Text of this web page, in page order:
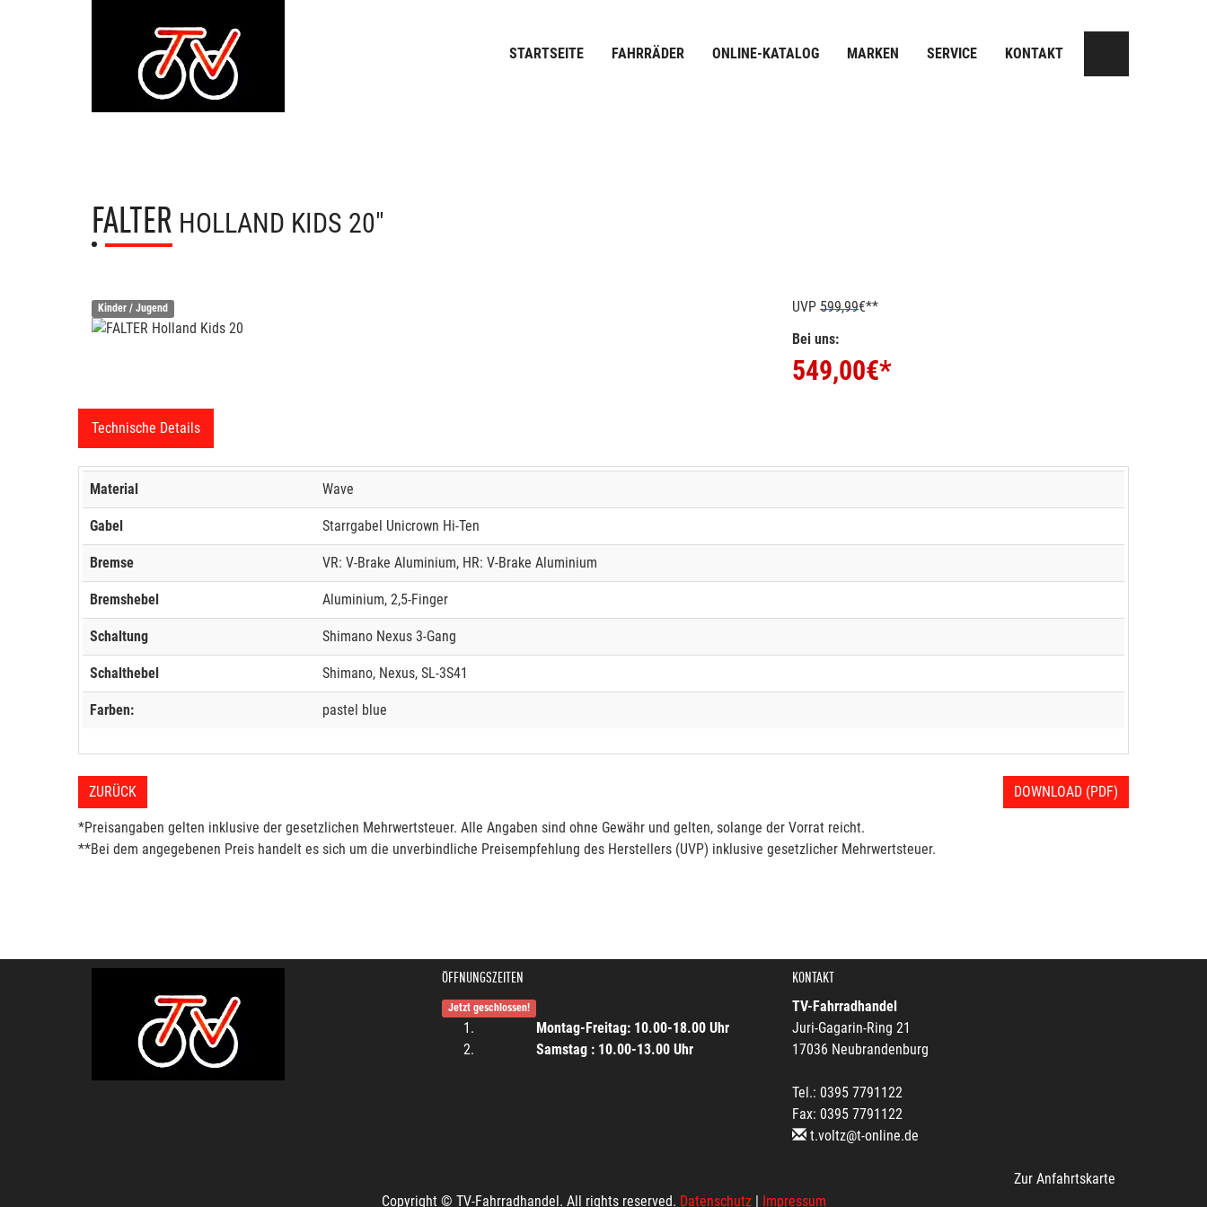
STARTSEITE FAHRRÄDER ONLINE-KATALOG MARKEN SERVICE KONTAKT
FALTER HOLLAND KIDS 20"
Kinder / Jugend UVP 599,99€**
Bei uns:
549,00€*
Technische Details
Material Wave
Gabel Starrgabel Unicrown Hi-Ten
Bremse VR: V-Brake Aluminium, HR: V-Brake Aluminium
Bremshebel Aluminium, 2,5-Finger
Schaltung Shimano Nexus 3-Gang
Schalthebel Shimano, Nexus, SL-3S41
Farben: pastel blue
ZURÜCK DOWNLOAD (PDF)
*Preisangaben gelten inklusive der gesetzlichen Mehrwertsteuer. Alle Angaben sind ohne Gewähr und gelten, solange der Vorrat reicht.
**Bei dem angegebenen Preis handelt es sich um die unverbindliche Preisempfehlung des Herstellers (UVP) inklusive gesetzlicher Mehrwertsteuer.
ÖFFNUNGSZEITEN
Jetzt geschlossen!
Montag-Freitag: 10.00-18.00 Uhr
Samstag : 10.00-13.00 Uhr
KONTAKT
TV-Fahrradhandel
Juri-Gagarin-Ring 21
17036 Neubrandenburg
Tel.: 0395 7791122
Fax: 0395 7791122
t.voltz@t-online.de
Zur Anfahrtskarte
Copyright © TV-Fahrradhandel. All rights reserved. Datenschutz| Impressum